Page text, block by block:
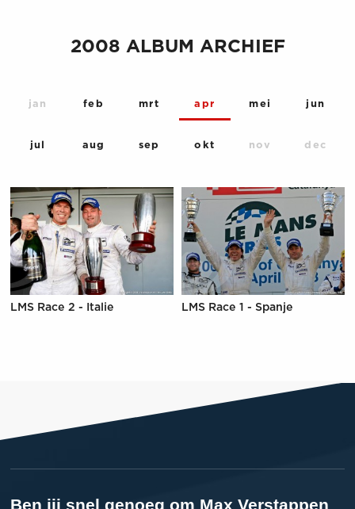
2008 ALBUM ARCHIEF
jan feb mrt apr mei jun
jul aug sep okt nov dec
LMS Race 2 - Italie LMS Race 1 - Spanje
Ben jij snel genoeg om Max Verstappen